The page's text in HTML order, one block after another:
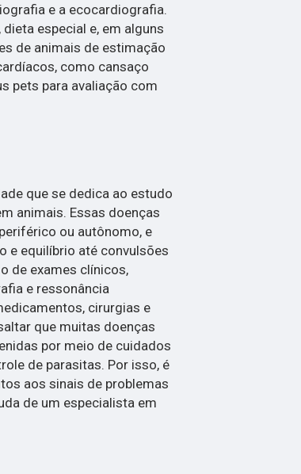
e a ecocardiografia.
especial e, em alguns
de animais de estimação
como cansaço
pets para avaliação com
que se dedica ao estudo
animais. Essas doenças
ou autônomo, e
e equilíbrio até convulsões
de exames clínicos,
e ressonância
cirurgias e
que muitas doenças
por meio de cuidados
de parasitas. Por isso, é
aos sinais de problemas
de um especialista em